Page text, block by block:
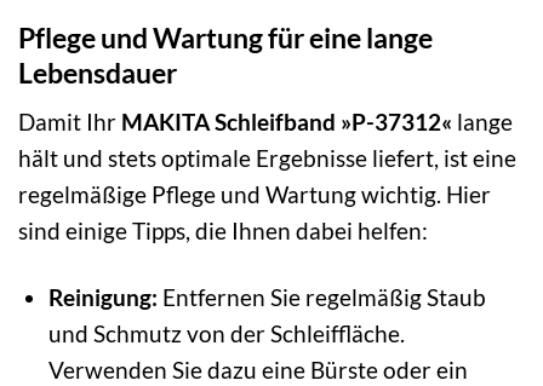
Pflege und Wartung für eine lange
Lebensdauer
Damit Ihr MAKITA Schleifband »P-37312« lange
hält und stets optimale Ergebnisse liefert, ist eine
regelmäßige Pflege und Wartung wichtig. Hier
sind einige Tipps, die Ihnen dabei helfen:
Reinigung: Entfernen Sie regelmäßig Staub
und Schmutz von der Schleiffläche.
Verwenden Sie dazu eine Bürste oder ein